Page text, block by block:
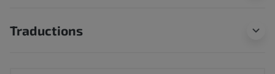
Traductions